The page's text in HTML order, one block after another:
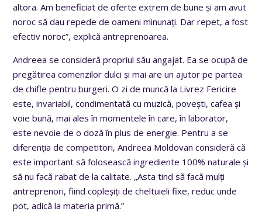
altora. Am beneficiat de oferte extrem de bune și am avut
noroc să dau repede de oameni minunați. Dar repet, a fost
efectiv noroc”, explică antreprenoarea.
Andreea se consideră propriul său angajat. Ea se ocupă de
pregătirea comenzilor dulci și mai are un ajutor pe partea
de chifle pentru burgeri. O zi de muncă la Livrez Fericire
este, invariabil, condimentată cu muzică, povești, cafea și
voie bună, mai ales în momentele în care, în laborator,
este nevoie de o doză în plus de energie. Pentru a se
diferenția de competitori, Andreea Moldovan consideră că
este important să folosească ingrediente 100% naturale și
să nu facă rabat de la calitate. „Asta tind să facă mulți
antreprenori, fiind copleșiți de cheltuieli fixe, reduc unde
pot, adică la materia primă.”